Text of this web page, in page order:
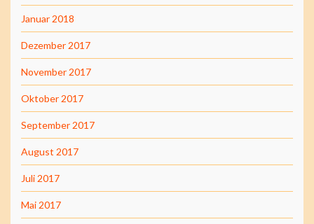
Januar 2018
Dezember 2017
November 2017
Oktober 2017
September 2017
August 2017
Juli 2017
Mai 2017